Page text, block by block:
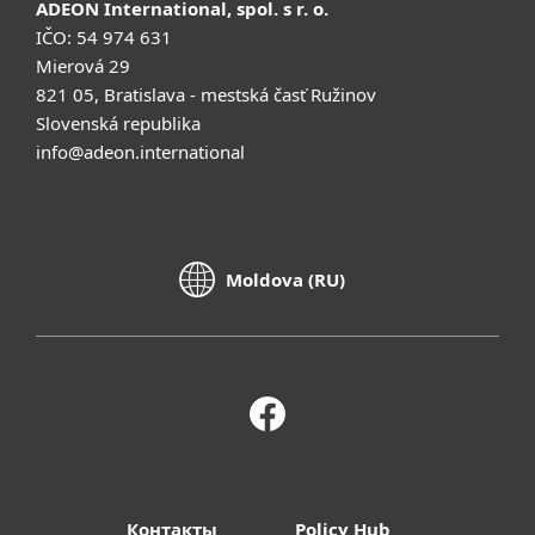
ADEON International, spol. s r. o.
IČO: 54 974 631
Mierová 29
821 05, Bratislava - mestská časť Ružinov
Slovenská republika
info@adeon.international
Moldova (RU)
Контакты Policy Hub